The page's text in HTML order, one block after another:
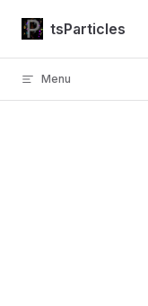
Skip to content
tsParticles
Menu